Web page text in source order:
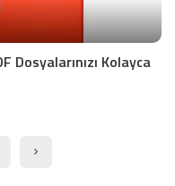
Dosyalarınızı Kolayca